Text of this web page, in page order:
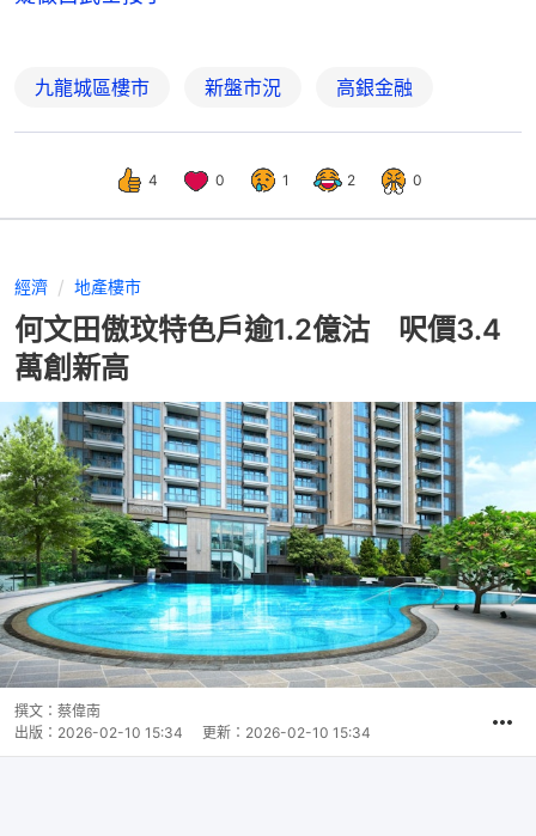
九龍城區樓市 新盤市況 高銀金融
4 0 1 2 0
經濟 地產樓市
何文田傲玟特色戶逾1.2億沽 呎價3.4
萬創新高
撰文： 蔡偉南
出版： 2026-02-10 15:34 更新： 2026-02-10 15:34